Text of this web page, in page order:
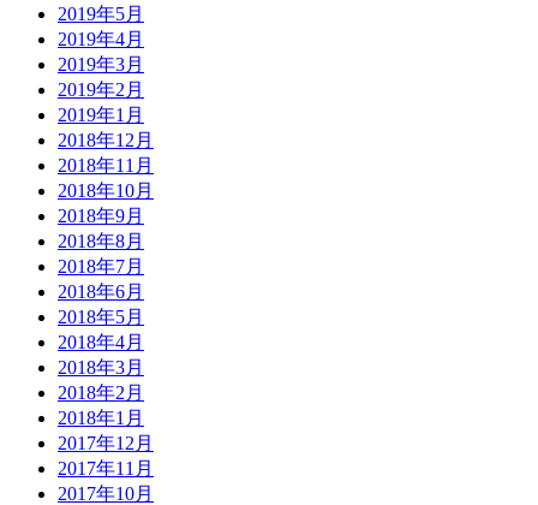
2019年5月
2019年4月
2019年3月
2019年2月
2019年1月
2018年12月
2018年11月
2018年10月
2018年9月
2018年8月
2018年7月
2018年6月
2018年5月
2018年4月
2018年3月
2018年2月
2018年1月
2017年12月
2017年11月
2017年10月